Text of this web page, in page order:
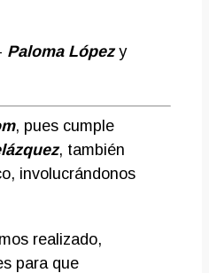
Paloma Lópezy
, pues cumple
, también
involucrándonos
realizado,
para que